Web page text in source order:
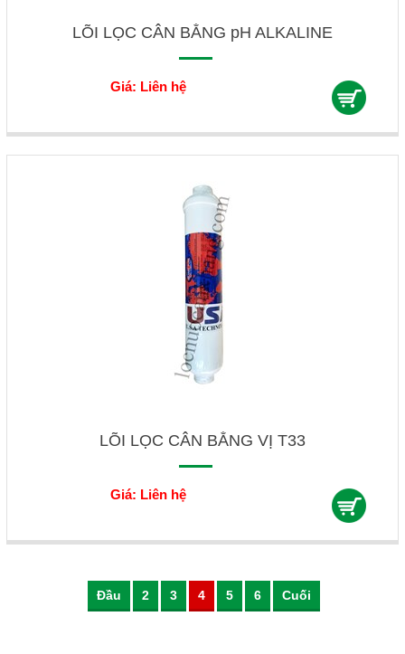
LÕI LỌC CÂN BẰNG pH ALKALINE
Giá: Liên hệ
LÕI LỌC CÂN BẰNG VỊ T33
Giá: Liên hệ
Đầu 2 3 4 5 6 Cuối